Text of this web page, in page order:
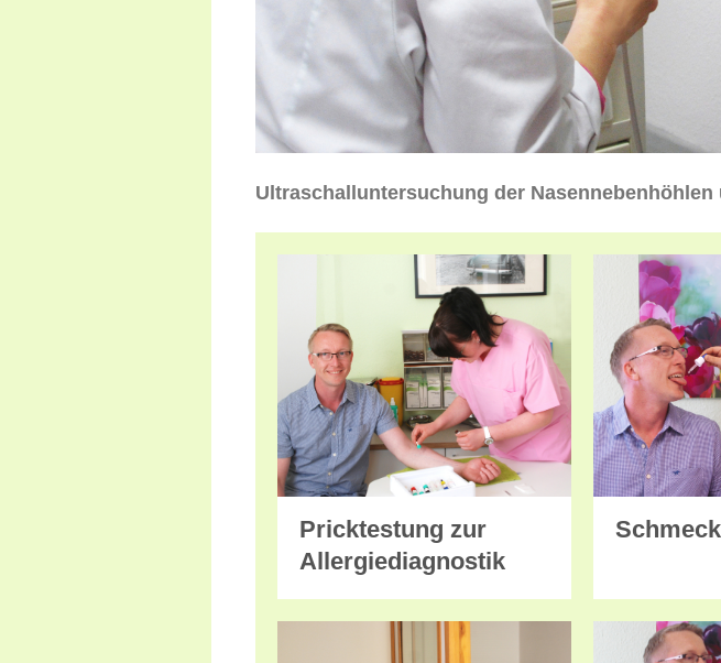
Ultraschalluntersuchung der
Pricktestung zur
Allergiediagnostik